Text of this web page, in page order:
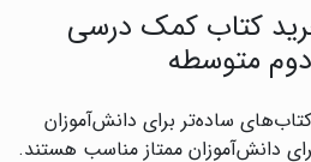
کتاب کمک درسی
دوم متوسطه
کتاب‌های ساده‌تر برای دانش‌آموزان
دانش‌آموزان ممتاز مناسب هستند.